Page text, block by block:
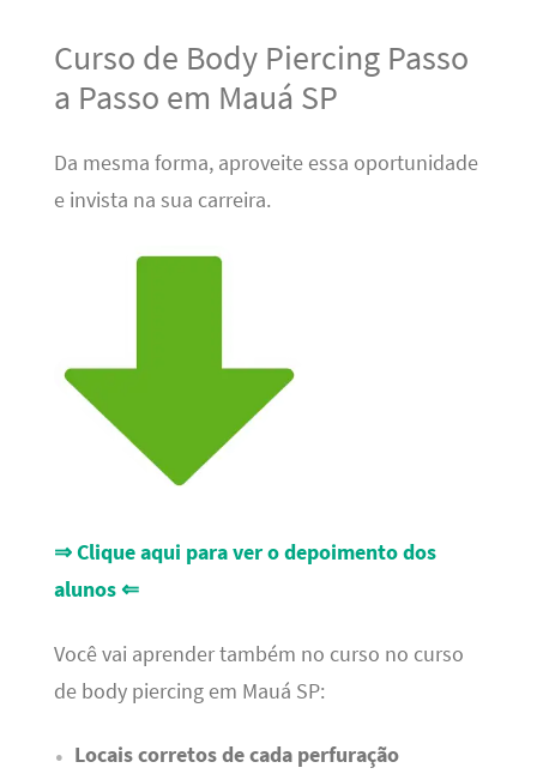
Curso de Body Piercing Passo
a Passo em Mauá SP
Da mesma forma, aproveite essa oportunidade
e invista na sua carreira.
⇒ Clique aqui para ver o depoimento dos
alunos ⇐
Você vai aprender também no curso no curso
de body piercing em Mauá SP:
Locais corretos de cada perfuração